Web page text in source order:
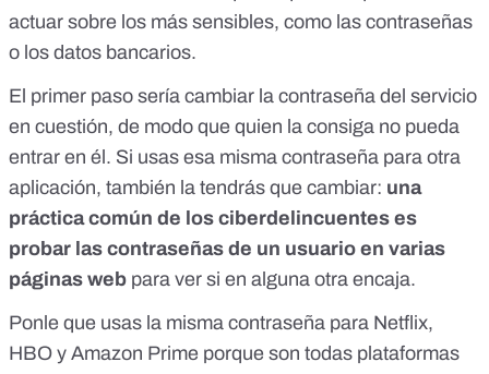
actuar sobre los más sensibles, como las contraseñas
o los datos bancarios.
El primer paso sería cambiar la contraseña del servicio
en cuestión, de modo que quien la consiga no pueda
entrar en él. Si usas esa misma contraseña para otra
aplicación, también la tendrás que cambiar: una
práctica común de los ciberdelincuentes es
probar las contraseñas de un usuario en varias
páginas web para ver si en alguna otra encaja.
Ponle que usas la misma contraseña para Netflix,
HBO y Amazon Prime porque son todas plataformas